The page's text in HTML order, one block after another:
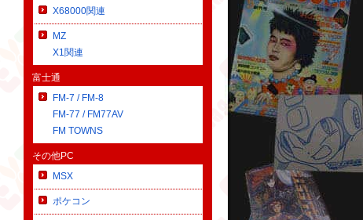
X68000関連
MZ
X1関連
富士通
FM-7 / FM-8
FM-77 / FM77AV
FM TOWNS
その他PC
MSX
ポケコン